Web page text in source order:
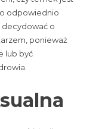
odpowiednio
decydować o
ponieważ
lub być